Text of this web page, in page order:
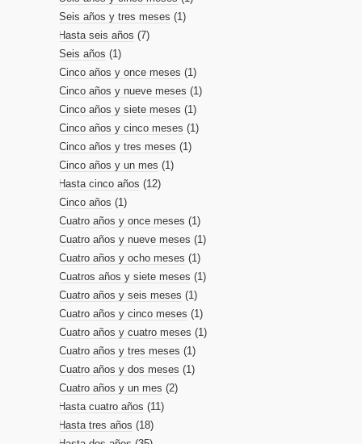
Seis años y tres meses (1)
Hasta seis años (7)
Seis años (1)
Cinco años y once meses (1)
Cinco años y nueve meses (1)
Cinco años y siete meses (1)
Cinco años y cinco meses (1)
Cinco años y tres meses (1)
Cinco años y un mes (1)
Hasta cinco años (12)
Cinco años (1)
Cuatro años y once meses (1)
Cuatro años y nueve meses (1)
Cuatro años y ocho meses (1)
Cuatros años y siete meses (1)
Cuatro años y seis meses (1)
Cuatro años y cinco meses (1)
Cuatro años y cuatro meses (1)
Cuatro años y tres meses (1)
Cuatro años y dos meses (1)
Cuatro años y un mes (2)
Hasta cuatro años (11)
Hasta tres años (18)